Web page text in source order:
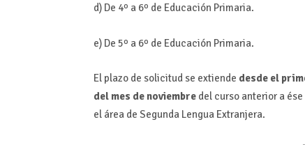
d) De 4º a 6º de Educación Primaria.
e) De 5º a 6º de Educación Primaria.
El plazo de solicitud se extiende desde el
del mes de noviembre del curso anterior a
el área de Segunda Lengua Extranjera.